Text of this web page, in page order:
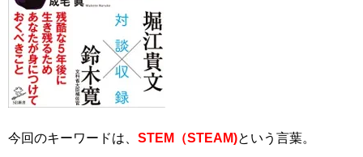
今回のキーワードは、 STEM（STEAM)という言葉。